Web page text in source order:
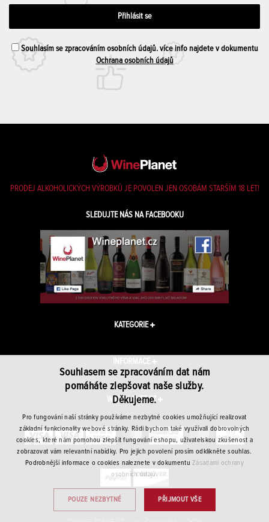
Souhlasím se zpracováním osobních údajů. více info najdete v dokumentu
Ochrana osobních údajů
PRODEJ ALKOHOLICKÝCH VÝROBKŮ JE POVOLEN JEN OSOBÁM STARŠÍM 18 LET!
SLEDUJTE NÁS NA FACEBOOKU
KATEGORIE
INFORMACE
WINEPLANET.CZ
Souhlasem se zpracováním dat nám
pomáháte zlepšovat naše služby.
Děkujeme.
Pro fungování naší stránky používáme nezbytné cookies umožňující realizovat
základní funkcionality webové stránky. Rádi bychom také využívali dobrovolných
cookies, které nám pomohou zlepšit fungování eshopu, uživatelskou zkušenost a
zobrazovat vám relevantní nabídky. Pro jejich povolení prosím odklikněte souhlas.
Podrobnější informace o cookies naleznete v dokumentuZásadami ochrany
osobních údajů.
PŘIJMOUT VŠE
POUZE NEZBYTNÉ